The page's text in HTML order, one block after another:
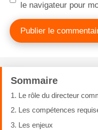
le navigateur pour
Sommaire
1. Le rôle du directeur
2. Les compétences
3. Les enjeux